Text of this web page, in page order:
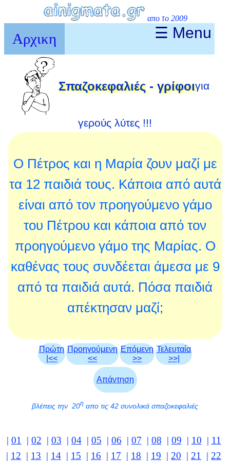
απο το 2009
Αρχικη ☰ Menu
Σπαζοκεφαλιές - γρίφοιγια
γερούς λύτες !!!
Ο Πέτρος και η Μαρία ζουν μαζί με
τα 12 παιδιά τους. Κάποια από αυτά
είναι από τον προηγούμενο γάμο
του Πέτρου και κάποια από τον
προηγούμενο γάμο της Μαρίας. Ο
καθένας τους συνδέεται άμεσα με 9
από τα παιδιά αυτά. Πόσα παιδιά
απέκτησαν μαζί;
Πρώτη
|<<
Προηγούμενη
<<
Επόμενη
>>
Τελευταία
>>|
Απάντηση
βλέπεις την 20η απο τις 42 συνολικά σπαζοκεφαλιές
| 01 | 02 | 03 | 04| 05 | 06 | 07 | 08 | 09 | 10 | 11
| 12 | 13 | 14 | 15 | 16 | 17 | 18 | 19 | 20 | 21 | 22